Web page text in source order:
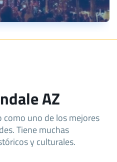
AZ
como uno de los mejores
Tiene muchas
y culturales.